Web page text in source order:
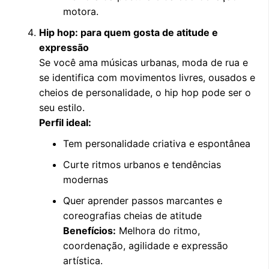
motora.
Hip hop: para quem gosta de atitude e
expressão
Se você ama músicas urbanas, moda de rua e
se identifica com movimentos livres, ousados e
cheios de personalidade, o hip hop pode ser o
seu estilo.
Perfil ideal:
Tem personalidade criativa e espontânea
Curte ritmos urbanos e tendências
modernas
Quer aprender passos marcantes e
coreografias cheias de atitude
Benefícios: Melhora do ritmo,
coordenação, agilidade e expressão
artística.